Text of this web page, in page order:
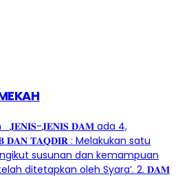
𝐉𝐄𝐍𝐈𝐒-𝐉𝐄𝐍𝐈𝐒 𝐃𝐀𝐌 ada 4,
𝐃𝐀𝐍 𝐓𝐀𝐐𝐃𝐈𝐑 : Melakukan satu
susunan dan kemampuan
ditetapkan oleh Syara’. 2. 𝐃𝐀𝐌